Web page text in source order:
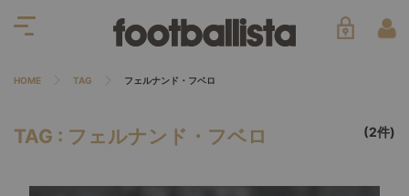
HOME TAG フェルナンド・フベロ
TAG : フェルナンド・フベロ (2件)